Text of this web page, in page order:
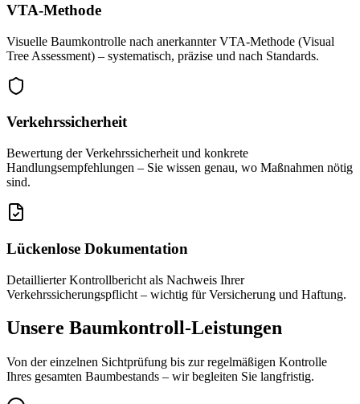
VTA-Methode
Visuelle Baumkontrolle nach anerkannter VTA-Methode (Visual
Tree Assessment) – systematisch, präzise und nach Standards.
Verkehrssicherheit
Bewertung der Verkehrssicherheit und konkrete
Handlungsempfehlungen – Sie wissen genau, wo Maßnahmen nötig
sind.
Lückenlose Dokumentation
Detaillierter Kontrollbericht als Nachweis Ihrer
Verkehrssicherungspflicht – wichtig für Versicherung und Haftung.
Unsere Baumkontroll-Leistungen
Von der einzelnen Sichtprüfung bis zur regelmäßigen Kontrolle
Ihres gesamten Baumbestands – wir begleiten Sie langfristig.